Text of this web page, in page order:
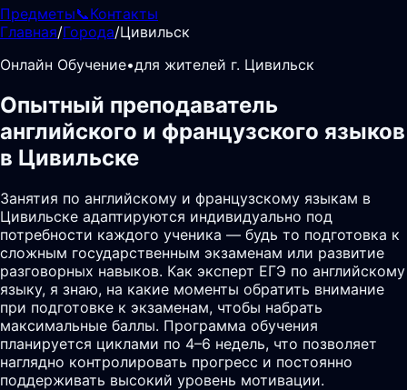
Предметы📞Контакты
Главная/Города/Цивильск
Онлайн Обучение•для жителей г. Цивильск
Опытный преподаватель
английского и французского языков
в Цивильске
Занятия по английскому и французскому языкам в
Цивильске адаптируются индивидуально под
потребности каждого ученика — будь то подготовка к
сложным государственным экзаменам или развитие
разговорных навыков. Как эксперт ЕГЭ по английскому
языку, я знаю, на какие моменты обратить внимание
при подготовке к экзаменам, чтобы набрать
максимальные баллы. Программа обучения
планируется циклами по 4–6 недель, что позволяет
наглядно контролировать прогресс и постоянно
поддерживать высокий уровень мотивации.